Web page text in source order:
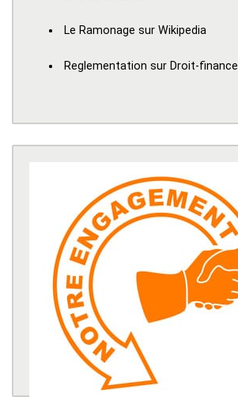
Le Ramonage sur Wikipedia
Reglementation sur Droit-finance